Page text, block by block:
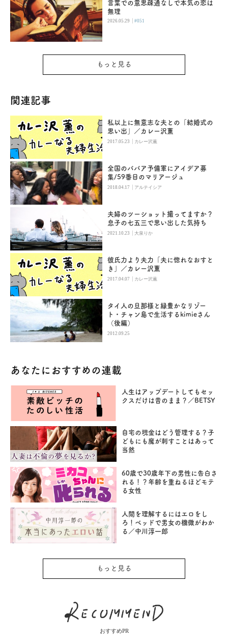
言葉での意思疎通なしで本気の恋は
無理
2026.05.29 |#051
もっと見る
関連記事
私以上に無意志な夫との「結婚式の
思い出」／カレー沢薫
2017.05.23 | カレー沢薫
全国のババア予備軍にアイデア募
集/59番目のマリアージュ
2018.04.17 | アルテイシア
夫婦のツーショット撮ってますか？
息子の七五三で思い出した気持ち
2021.10.23 |大泉りか
彼氏力より夫力「夫に惚れなおすと
き」／カレー沢薫
2017.04.07 | カレー沢薫
タイ人の旦那様と緑豊かなリゾー
ト・チャン島で生活するkimieさん
（後編）
2012.09.25
あなたにおすすめの連載
人生はアップデートしてもセッ
クスだけは昔のまま？／BETSY
自宅の現金はどう管理する？子
どもにも魔が刺すことはあって
当然
60歳で30歳年下の男性に告白さ
れる！？年齢を重ねるほどモテ
る女性
人間を理解するにはエロをし
ろ！ベッドで男女の機微がわか
る／中川淳一郎
もっと見る
おすすめPR